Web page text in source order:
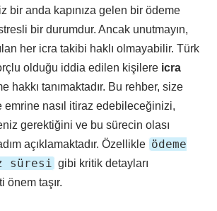
bir anda kapınıza gelen bir ödeme
bir durumdur. Ancak unutmayın,
her icra takibi haklı olmayabilir. Türk
olduğu iddia edilen kişilere icra
hakkı tanımaktadır. Bu rehber, size
nasıl itiraz edebileceğinizi,
gerektiğini ve bu sürecin olası
açıklamaktadır. Özellikle ödeme
süresi
gibi kritik detayları
önem taşır.